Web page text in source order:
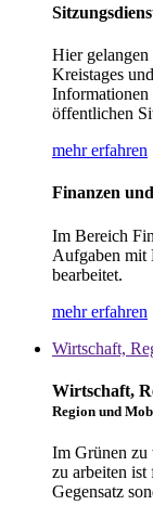
Hier gelangen
Kreistages
Informationen
öffentlichen
mehr erfahren
Finanzen
Im Bereich
Aufgaben mit
bearbeitet.
mehr erfahren
Wirtschaft,
Wirtschaft,
Region und
Im Grünen zu
zu arbeiten
Gegensatz